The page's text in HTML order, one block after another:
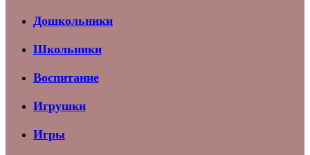
Дошкольники
Школьники
Воспитание
Игрушки
Игры